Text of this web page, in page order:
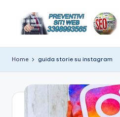
r
e
a
suggerimenti
hitech
Home guida storie su instagram